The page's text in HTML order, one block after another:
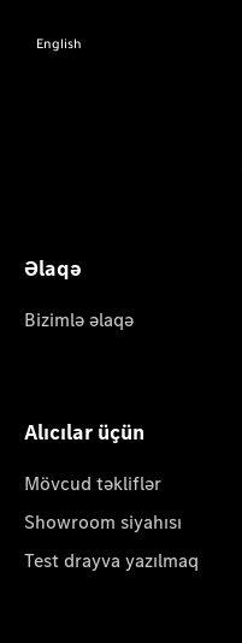
English
Əlaqə
Bizimlə əlaqə
Alıcılar üçün
Mövcud təkliflər
Showroom siyahısı
Test drayva yazılmaq